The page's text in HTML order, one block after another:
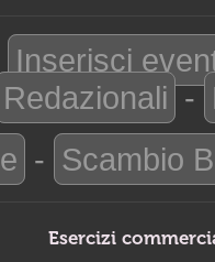
Inserisci
Redazionali -
- Scambio
Esercizi